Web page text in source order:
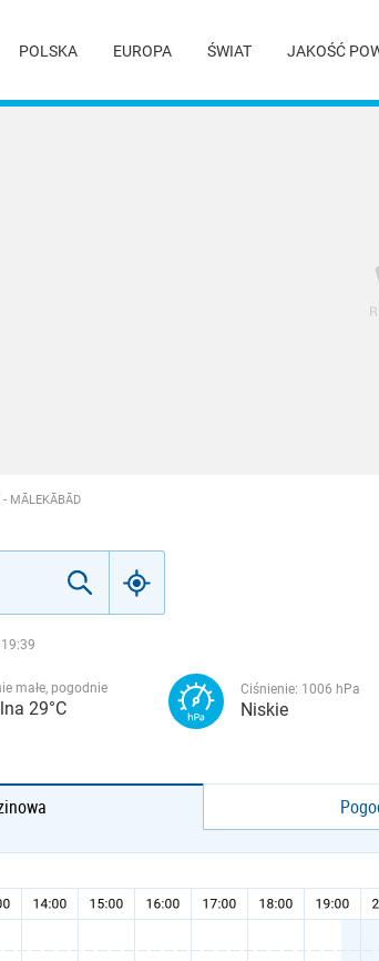
POLSKA EUROPA ŚWIAT JAKOŚĆ
MĀLEKĀBĀD
19:39
małe, pogodnie
29°C
Ciśnienie: 1006 hPa
Niskie